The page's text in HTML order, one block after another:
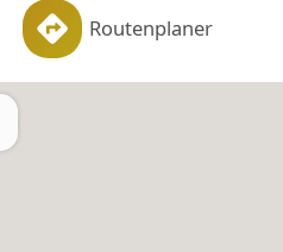
Routenplaner